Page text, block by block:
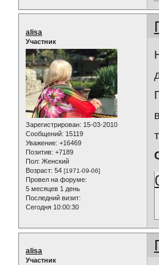
alisa
Участник
Зарегистрирован: 15-03-2010
Сообщений: 15119
Уважение: +16469
Позитив: +7189
Пол: Женский
Возраст: 54 [1971-09-06]
Провел на форуме:
5 месяцев 1 день
Последний визит:
Сегодня 10:00:30
alisa
Участник